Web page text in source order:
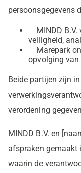
persoonsgegevens
MINDD B.V.
veiligheid,
Marepark
opvolging van
Beide partijen zijn
verordening
MINDD B.V. en
afspraken gemaakt
waarin de